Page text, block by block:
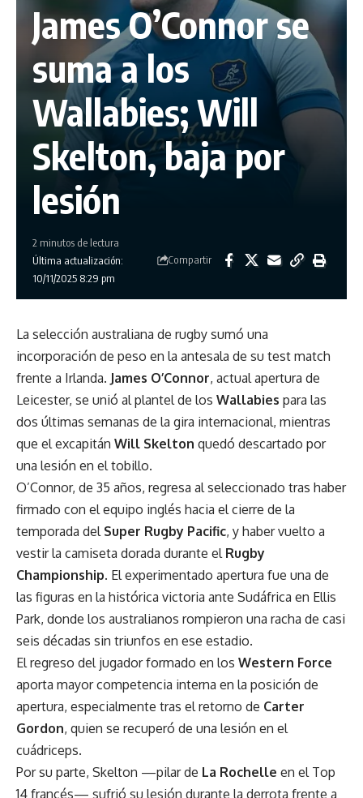
James O’Connor se
suma a los
Wallabies; Will
Skelton, baja por
lesión
Última actualización:
10/11/2025 8:29 pm
2 minutos de lectura
Compartir
La selección australiana de rugby sumó una
incorporación de peso en la antesala de su test match
frente a Irlanda. James O’Connor, actual apertura de
Leicester, se unió al plantel de los Wallabies para las
dos últimas semanas de la gira internacional, mientras
que el excapitán Will Skelton quedó descartado por
una lesión en el tobillo.
O’Connor, de 35 años, regresa al seleccionado tras haber
firmado con el equipo inglés hacia el cierre de la
temporada del Super Rugby Pacific, y haber vuelto a
vestir la camiseta dorada durante el Rugby
Championship. El experimentado apertura fue una de
las figuras en la histórica victoria ante Sudáfrica en Ellis
Park, donde los australianos rompieron una racha de casi
seis décadas sin triunfos en ese estadio.
El regreso del jugador formado en los Western Force
aporta mayor competencia interna en la posición de
apertura, especialmente tras el retorno de Carter
Gordon, quien se recuperó de una lesión en el
cuádriceps.
Por su parte, Skelton —pilar de La Rochelle en el Top
14 francés— sufrió su lesión durante la derrota frente a